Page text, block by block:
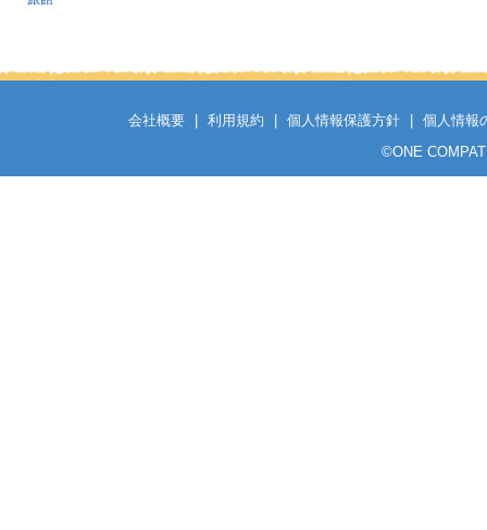
会社概要 利用規約 個人情報保護方針
個人情報
©ONE